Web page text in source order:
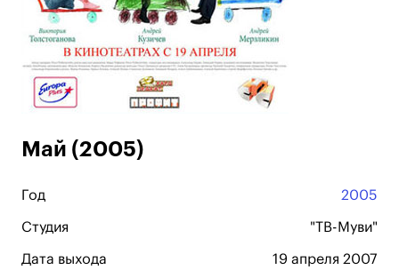
Май (2005)
Год 2005
Студия "ТВ-Муви"
Дата выхода 19 апреля 2007